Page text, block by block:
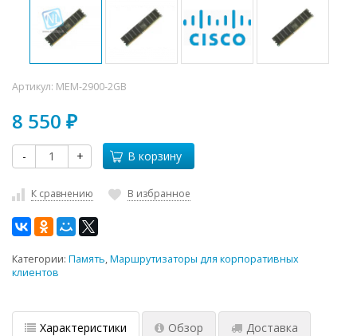
Артикул: MEM-2900-2GB
8 550 ₽
- + В корзину
К сравнению В избранное
Категории: Память,Маршрутизаторы для корпоративных
клиентов
Характеристики Обзор Доставка